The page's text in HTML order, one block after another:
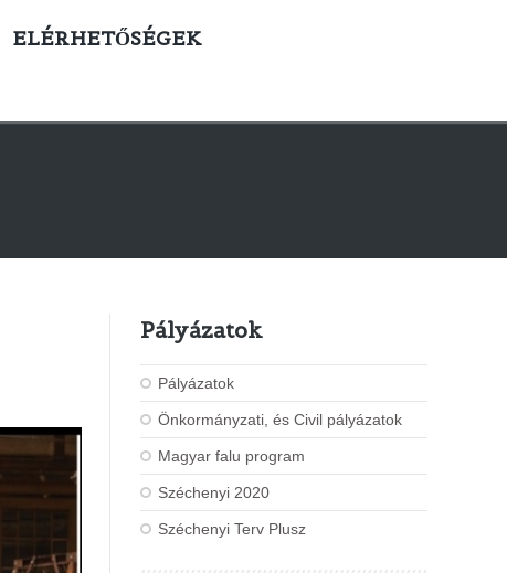
ELÉRHETŐSÉGEK
Pályázatok
Pályázatok
Önkormányzati, és Civil pályázatok
Magyar falu program
Széchenyi 2020
Széchenyi Terv Plusz